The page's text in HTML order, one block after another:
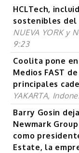
HCLTech,
sostenibles del
NUEVA YORK y
9:23
Coolita pone
Medios FAST
principales
YAKARTA,
Barry Gosin
Newmark
como
Estate, la